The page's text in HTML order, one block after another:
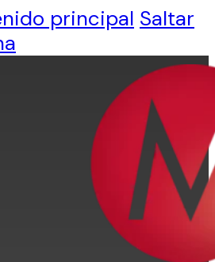
principal Saltar